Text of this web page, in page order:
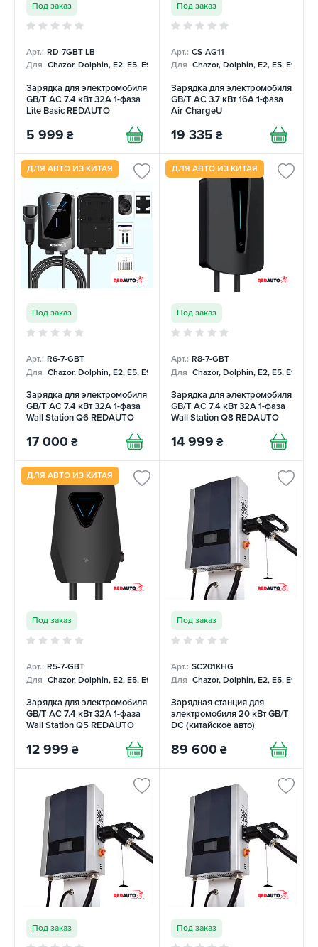
Под заказ
Арт.: RD-7GBT-LB
Для Chazor, Dolphin, E2, E5, E9, Mercedes
Зарядка для электромобиля
GB/T AC 7.4 кВт 32А 1-фаза
Lite Basic REDAUTO
5 999 ₴
Под заказ
Арт.: CS-AG11
Для Chazor, Dolphin, E2, E5, E9,
Зарядка для электромобиля
GB/T AC 3.7 кВт 16А 1-фаза
Air ChargeU
19 335 ₴
ДЛЯ АВТО ИЗ КИТАЯ
Под заказ
Арт.: R6-7-GBT
Для Chazor, Dolphin, E2, E5, E9, Mercedes
Зарядка для электромобиля
GB/T AC 7.4 кВт 32А 1-фаза
Wall Station Q6 REDAUTO
17 000 ₴
ДЛЯ АВТО ИЗ КИТАЯ
Под заказ
Арт.: R8-7-GBT
Для Chazor, Dolphin, E2, E5, E9,
Зарядка для электромобиля
GB/T AC 7.4 кВт 32А 1-фаза
Wall Station Q8 REDAUTO
14 999 ₴
ДЛЯ АВТО ИЗ КИТАЯ
Под заказ
Арт.: R5-7-GBT
Для Chazor, Dolphin, E2, E5, E9, Mercedes
Зарядка для электромобиля
GB/T AC 7.4 кВт 32А 1-фаза
Wall Station Q5 REDAUTO
12 999 ₴
Под заказ
Арт.: SC201KHG
Для Chazor, Dolphin, E2, E5, E9,
Зарядная станция для
электромобиля 20 кВт GB/T
DC (китайское авто)
89 600 ₴
Под заказ Под заказ